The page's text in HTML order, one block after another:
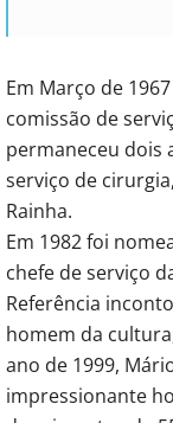
Em Março de
comissão de
permaneceu dois
serviço de
Rainha.
Em 1982 foi
chefe de serviço
Referência
homem da
ano de 1999,
impressionante